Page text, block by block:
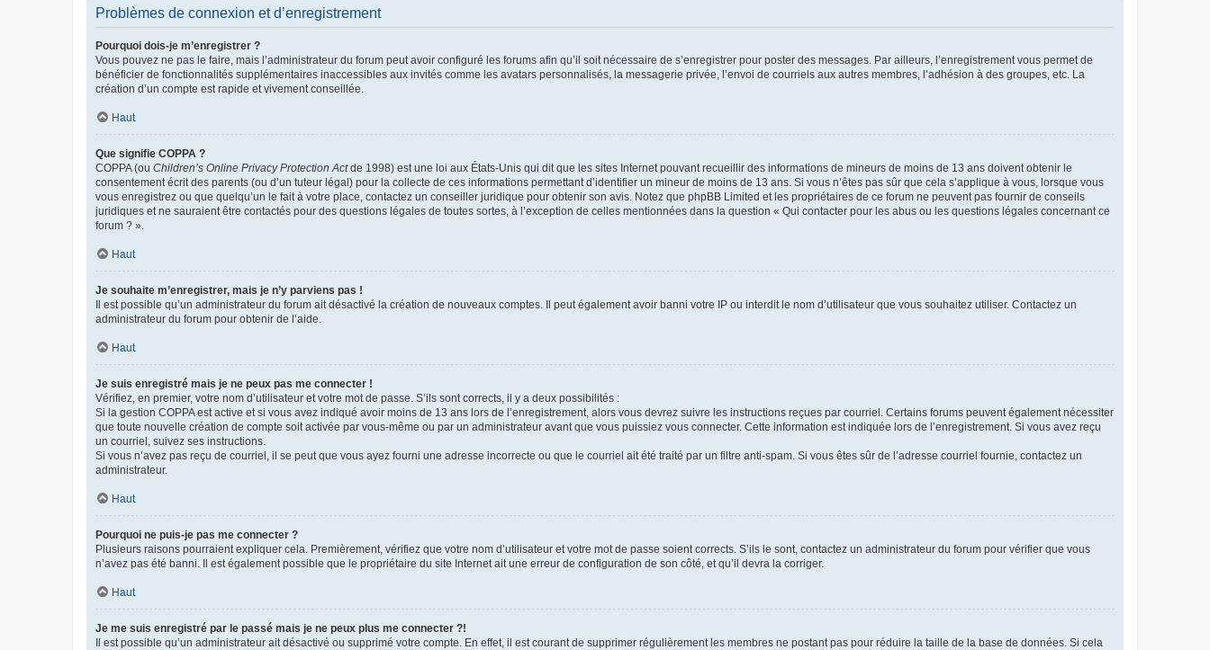
Problèmes de connexion et d’enregistrement
Pourquoi dois-je m’enregistrer ?
Vous pouvez ne pas le faire, mais l’administrateur du forum peut avoir configuré les forums afin qu’il soit nécessaire de s’enregistrer pour poster des messages. Par ailleurs, l’enregistrement vous permet de
bénéficier de fonctionnalités supplémentaires inaccessibles aux invités comme les avatars personnalisés, la messagerie privée, l’envoi de courriels aux autres membres, l’adhésion à des groupes, etc. La
création d’un compte est rapide et vivement conseillée.
Haut
Que signifie COPPA ?
COPPA (ou Children’s Online Privacy Protection Actde 1998) est une loi aux États-Unis qui dit que les sites Internet pouvant recueillir des informations de mineurs de moins de 13 ans doivent obtenir le
consentement écrit des parents (ou d’un tuteur légal) pour la collecte de ces informations permettant d’identifier un mineur de moins de 13 ans. Si vous n’êtes pas sûr que cela s’applique à vous, lorsque vous
vous enregistrez ou que quelqu’un le fait à votre place, contactez un conseiller juridique pour obtenir son avis. Notez que phpBB Limited et les propriétaires de ce forum ne peuvent pas fournir de conseils
juridiques et ne sauraient être contactés pour des questions légales de toutes sortes, à l’exception de celles mentionnées dans la question « Qui contacter pour les abus ou les questions légales concernant ce
forum ? ».
Haut
Je souhaite m’enregistrer, mais je n’y parviens pas !
Il est possible qu’un administrateur du forum ait désactivé la création de nouveaux comptes. Il peut également avoir banni votre IP ou interdit le nom d’utilisateur que vous souhaitez utiliser. Contactez un
administrateur du forum pour obtenir de l’aide.
Haut
Je suis enregistré mais je ne peux pas me connecter !
Vérifiez, en premier, votre nom d’utilisateur et votre mot de passe. S’ils sont corrects, il y a deux possibilités :
Si la gestion COPPA est active et si vous avez indiqué avoir moins de 13 ans lors de l’enregistrement, alors vous devrez suivre les instructions reçues par courriel. Certains forums peuvent également nécessiter
que toute nouvelle création de compte soit activée par vous-même ou par un administrateur avant que vous puissiez vous connecter. Cette information est indiquée lors de l’enregistrement. Si vous avez reçu
un courriel, suivez ses instructions.
Si vous n’avez pas reçu de courriel, il se peut que vous ayez fourni une adresse incorrecte ou que le courriel ait été traité par un filtre anti-spam. Si vous êtes sûr de l’adresse courriel fournie, contactez un
administrateur.
Haut
Pourquoi ne puis-je pas me connecter ?
Plusieurs raisons pourraient expliquer cela. Premièrement, vérifiez que votre nom d’utilisateur et votre mot de passe soient corrects. S’ils le sont, contactez un administrateur du forum pour vérifier que vous
n’avez pas été banni. Il est également possible que le propriétaire du site Internet ait une erreur de configuration de son côté, et qu’il devra la corriger.
Haut
Je me suis enregistré par le passé mais je ne peux plus me connecter ?!
Il est possible qu’un administrateur ait désactivé ou supprimé votre compte. En effet, il est courant de supprimer régulièrement les membres ne postant pas pour réduire la taille de la base de données. Si cela